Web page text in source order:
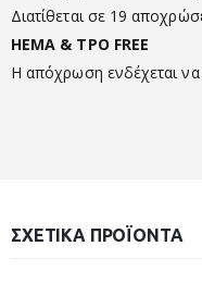
Διατίθεται σε 19
HEMA & TPO FREE
Η απόχρωση ενδέχεται
ΣΧΕΤΙΚΆ ΠΡΟΪΌΝΤΑ